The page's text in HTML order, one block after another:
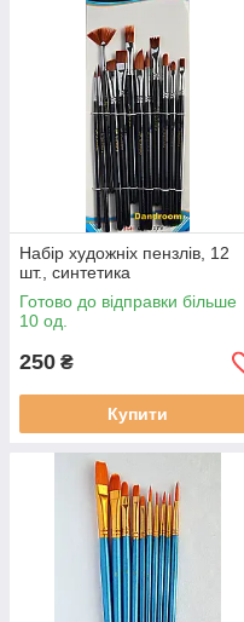
Набір художніх пензлів, 12
шт., синтетика
Готово до відправки більше
10 од.
250 ₴
Купити